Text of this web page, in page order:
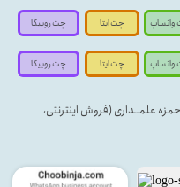
علمــداری (فروش اینترنتی،
چت ایتا
چت ایتا
چت روبیکا
چت روبیکا